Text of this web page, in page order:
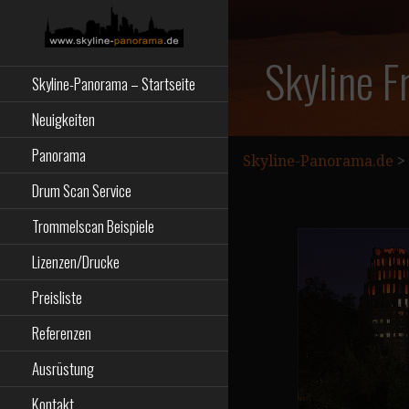
SKYLINE-
PANORAMA.DE
Skyline-Panorama – Startseite
Neuigkeiten
Panorama
Drum Scan Service
Trommelscan Beispiele
Lizenzen/Drucke
Preisliste
Referenzen
Ausrüstung
Kontakt
Skyline
Skyline-Panorama.de >